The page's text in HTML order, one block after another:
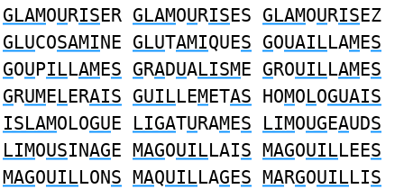
GLAMOURISER GLAMOURISES GLAMOURISEZ
GLUCOSAMINE GLUTAMIQUES GOUAILLAMES
GOUPILLAMES GRADUALISME GROUILLAMES
GRUMELERAIS GUILLEMETAS HOMOLOGUAIS
ISLAMOLOGUE LIGATURAMES LIMOUGEAUDS
LIMOUSINAGE MAGOUILLAIS MAGOUILLEES
MAGOUILLONS MAQUILLAGES MARGOUILLIS